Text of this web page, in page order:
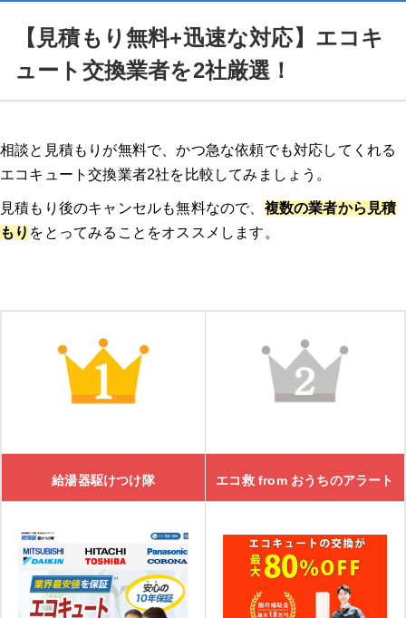
エコ救 from おうちのアラート
11/30までのスペシャルセール！10,000円割引を実施中
きゅっと
湯ドクター
大問屋の特徴
大問屋の口コミ
【見積もり無料+迅速な対応】エコキ
ュート交換業者を2社厳選！
相談と見積もりが無料で、かつ急な依頼でも対応してくれる
エコキュート交換業者2社を比較してみましょう。
見積もり後のキャンセルも無料なので、 複数の業者から見積
もり をとってみることをオススメします。
給湯器駆けつけ隊 エコ救 from おうちのアラート